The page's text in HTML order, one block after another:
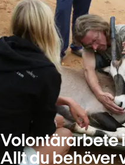
Volontärarbete
Allt du behöver